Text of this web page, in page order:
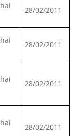
28/02/2011
28/02/2011
28/02/2011
28/02/2011